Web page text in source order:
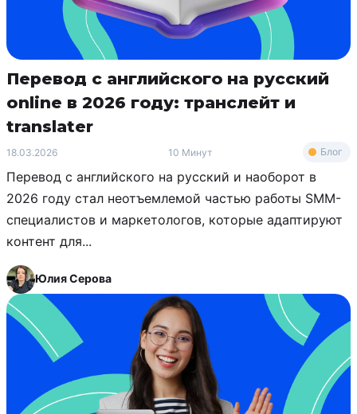
Перевод с английского на русский
online в 2026 году: транслейт и
translater
18.03.2026 10 Минут Блог
Перевод с английского на русский и наоборот в
2026 году стал неотъемлемой частью работы SMM-
специалистов и маркетологов, которые адаптируют
контент для...
Юлия Серова